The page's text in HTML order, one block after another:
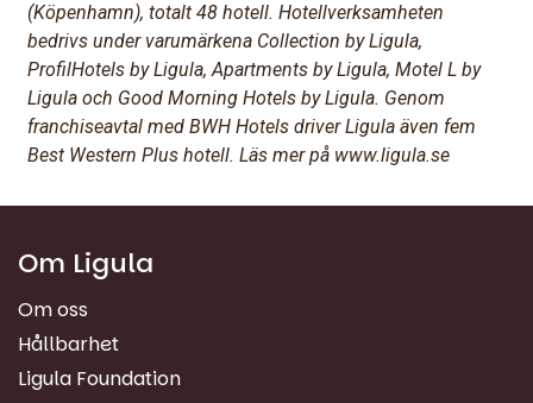
(Köpenhamn), totalt 48 hotell. Hotellverksamheten
bedrivs under varumärkena Collection by Ligula,
ProfilHotels by Ligula, Apartments by Ligula, Motel L by
Ligula och Good Morning Hotels by Ligula. Genom
franchiseavtal med BWH Hotels driver Ligula även fem
Best Western Plus hotell. Läs mer på www.ligula.se
Om Ligula
Om oss
Hållbarhet
Ligula Foundation